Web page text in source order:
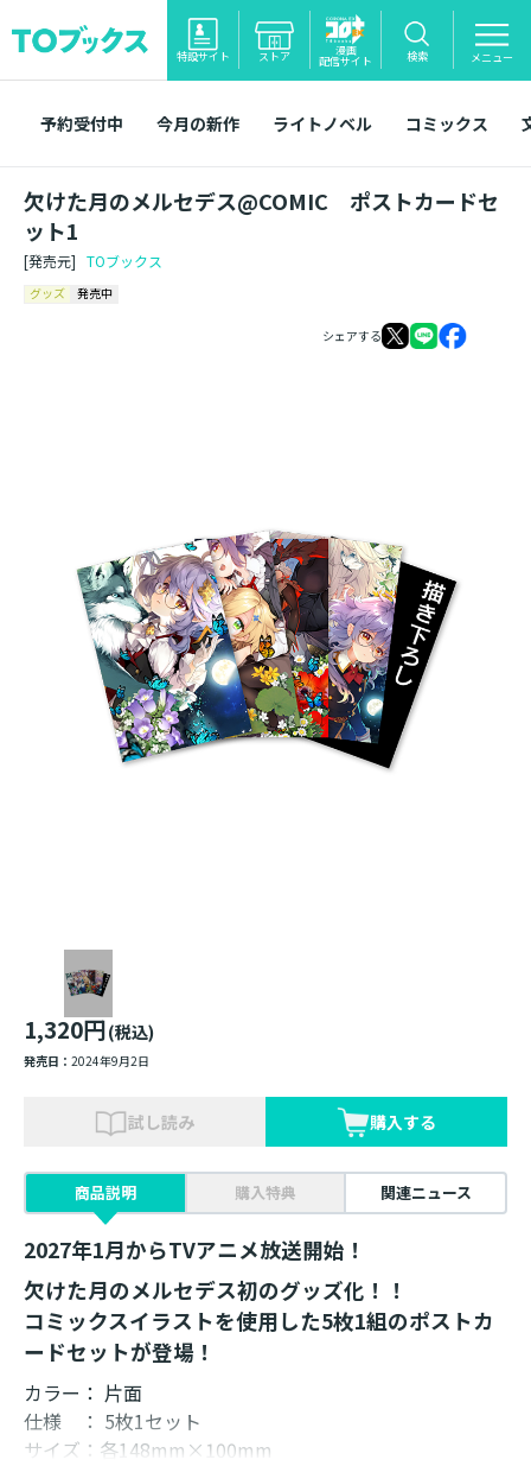
特設サイト ストア 漫画
配信サイト 検索 メニュー
予約受付中 今月の新作 ライトノベル コミックス
欠けた月のメルセデス@COMIC ポストカードセ
ット1
[発売元] TOブックス
グッズ 発売中
シェアする
1,320円(税込)
発売日： 2024年9月2日
試し読み 購入する
商品説明 購入特典 関連ニュース
2027年1月からTVアニメ放送開始！
欠けた月のメルセデス初のグッズ化！！
コミックスイラストを使用した5枚1組のポストカ
ードセットが登場！
カラー： 片面
仕様 ： 5枚1セット
サイズ：各148mm×100mm